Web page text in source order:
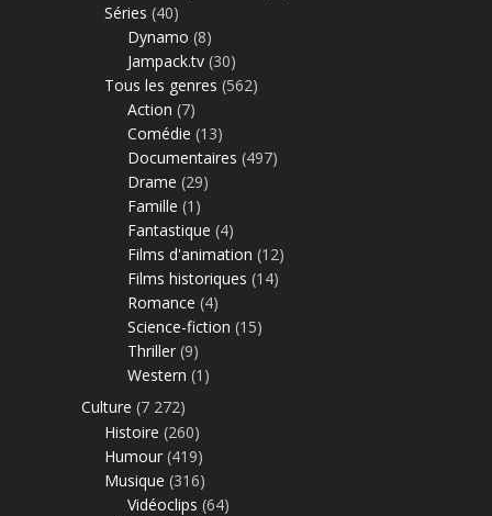
Séries (40)
Dynamo (8)
Jampack.tv (30)
Tous les genres (562)
Action (7)
Comédie (13)
Documentaires (497)
Drame (29)
Famille (1)
Fantastique (4)
Films d'animation (12)
Films historiques (14)
Romance (4)
Science-fiction (15)
Thriller (9)
Western (1)
Culture (7 272)
Histoire (260)
Humour (419)
Musique (316)
Vidéoclips (64)